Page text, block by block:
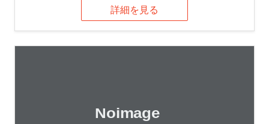
詳細を見る